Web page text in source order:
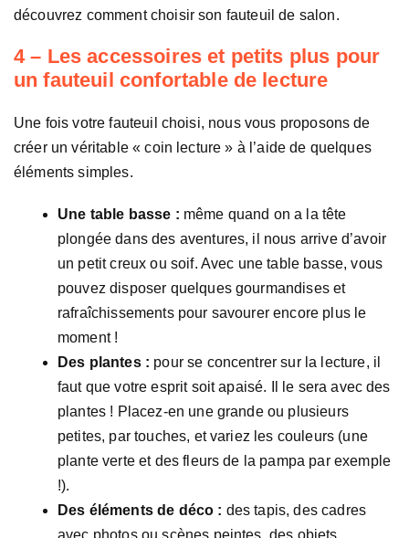
découvrez comment choisir son fauteuil de salon.
4 – Les accessoires et petits plus pour
un fauteuil confortable de lecture
Une fois votre fauteuil choisi, nous vous proposons de
créer un véritable « coin lecture » à l’aide de quelques
éléments simples.
Une table basse : même quand on a la tête
plongée dans des aventures, il nous arrive d’avoir
un petit creux ou soif. Avec une table basse, vous
pouvez disposer quelques gourmandises et
rafraîchissements pour savourer encore plus le
moment !
Des plantes : pour se concentrer sur la lecture, il
faut que votre esprit soit apaisé. Il le sera avec des
plantes ! Placez-en une grande ou plusieurs
petites, par touches, et variez les couleurs (une
plante verte et des fleurs de la pampa par exemple
!).
Des éléments de déco : des tapis, des cadres